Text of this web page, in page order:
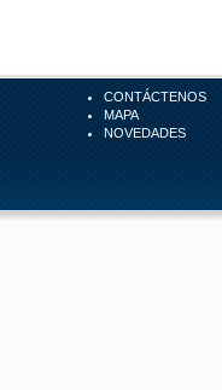
CONTÁCTENOS
MAPA
NOVEDADES